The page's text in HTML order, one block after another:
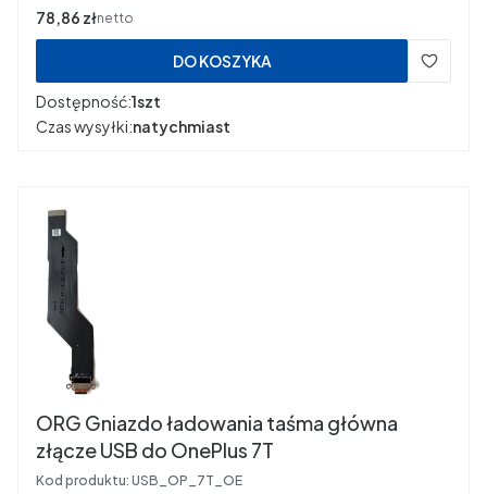
Cena
78,86 złnetto
DO KOSZYKA
Dostępność:1szt
Czas wysyłki:natychmiast
ORG Gniazdo ładowania taśma główna
złącze USB do OnePlus 7T
Kod produktu: USB_OP_7T_OE